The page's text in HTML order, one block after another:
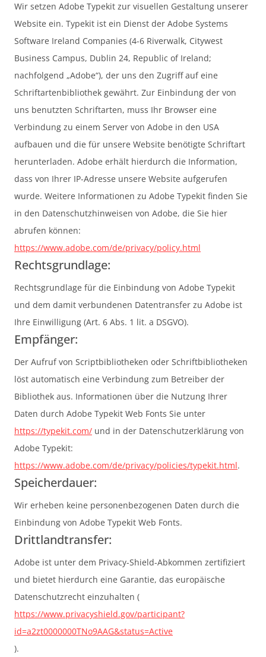
Wir setzen Adobe Typekit zur visuellen Gestaltung unserer
Website ein. Typekit ist ein Dienst der Adobe Systems
Software Ireland Companies (4-6 Riverwalk, Citywest
Business Campus, Dublin 24, Republic of Ireland;
nachfolgend „Adobe“), der uns den Zugriff auf eine
Schriftartenbibliothek gewährt. Zur Einbindung der von
uns benutzten Schriftarten, muss Ihr Browser eine
Verbindung zu einem Server von Adobe in den USA
aufbauen und die für unsere Website benötigte Schriftart
herunterladen. Adobe erhält hierdurch die Information,
dass von Ihrer IP-Adresse unsere Website aufgerufen
wurde. Weitere Informationen zu Adobe Typekit finden Sie
in den Datenschutzhinweisen von Adobe, die Sie hier
abrufen können:
https://www.adobe.com/de/privacy/policy.html
Rechtsgrundlage:
Rechtsgrundlage für die Einbindung von Adobe Typekit
und dem damit verbundenen Datentransfer zu Adobe ist
Ihre Einwilligung (Art. 6 Abs. 1 lit. a DSGVO).
Empfänger:
Der Aufruf von Scriptbibliotheken oder Schriftbibliotheken
löst automatisch eine Verbindung zum Betreiber der
Bibliothek aus. Informationen über die Nutzung Ihrer
Daten durch Adobe Typekit Web Fonts Sie unter
https://typekit.com/ und in der Datenschutzerklärung von
Adobe Typekit:
https://www.adobe.com/de/privacy/policies/typekit.html.
Speicherdauer:
Wir erheben keine personenbezogenen Daten durch die
Einbindung von Adobe Typekit Web Fonts.
Drittlandtransfer:
Adobe ist unter dem Privacy-Shield-Abkommen zertifiziert
und bietet hierdurch eine Garantie, das europäische
Datenschutzrecht einzuhalten (
https://www.privacyshield.gov/participant?
id=a2zt0000000TNo9AAG&status=Active
).